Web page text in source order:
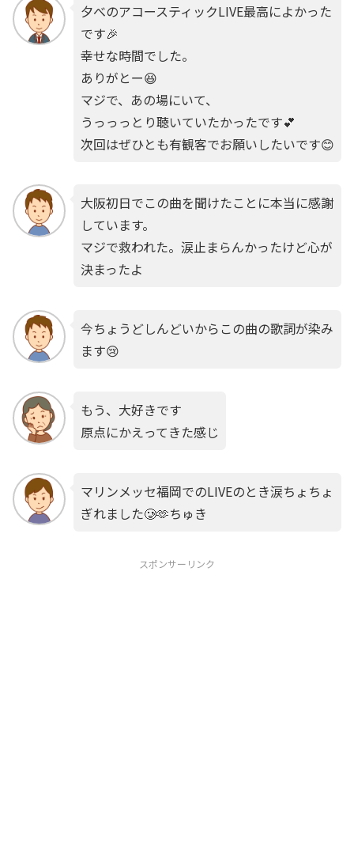
夕べのアコースティックLIVE最高によかった
です🎉
幸せな時間でした。
ありがとー😆
マジで、あの場にいて、
うっっっとり聴いていたかったです💕
次回はぜひとも有観客でお願いしたいです😊
大阪初日でこの曲を聞けたことに本当に感謝
しています。
マジで救われた。涙止まらんかったけど心が
決まったよ
今ちょうどしんどいからこの曲の歌詞が染み
ます😢
もう、大好きです
原点にかえってきた感じ
マリンメッセ福岡でのLIVEのとき涙ちょちょ
ぎれました🥲🫶ちゅき
スポンサーリンク